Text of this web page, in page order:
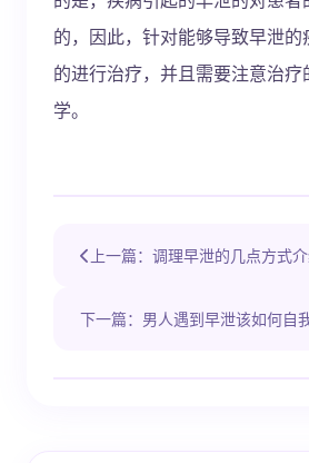
的，因此，针对能够导致早泄
的进行治疗，并且需要注意治
学。
上一篇：调理早泄的几点方式
下一篇：男人遇到早泄该如何自